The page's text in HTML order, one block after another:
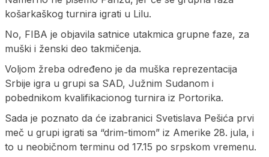
košarkaškog turnira igrati u Lilu.
No, FIBA je objavila satnice utakmica grupne faze, za
muški i ženski deo takmičenja.
Voljom žreba određeno je da muška reprezentacija
Srbije igra u grupi sa SAD, Južnim Sudanom i
pobednikom kvalifikacionog turnira iz Portorika.
Sada je poznato da će izabranici Svetislava Pešića prvi
meč u grupi igrati sa “drim-timom” iz Amerike 28. jula, i
to u neobičnom terminu od 17.15 po srpskom vremenu.